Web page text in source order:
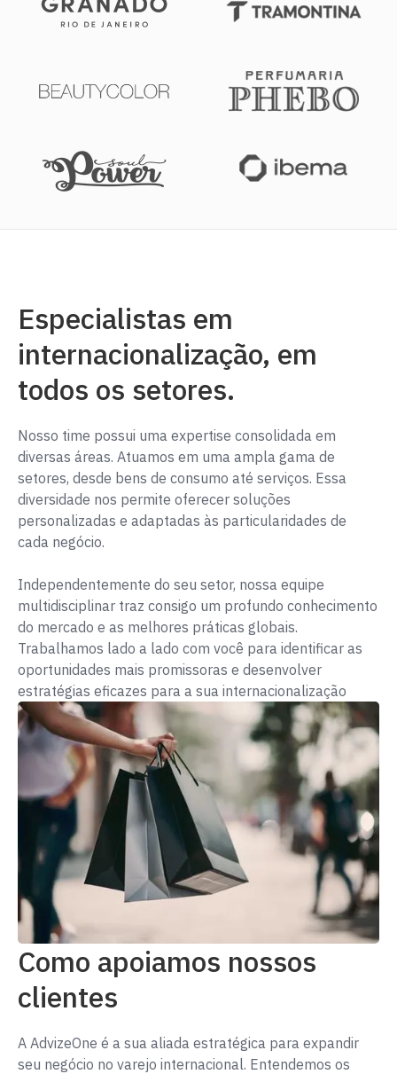
Especialistas em
internacionalização, em
todos os setores.
Nosso time possui uma expertise consolidada em
diversas áreas. Atuamos em uma ampla gama de
setores, desde bens de consumo até serviços. Essa
diversidade nos permite oferecer soluções
personalizadas e adaptadas às particularidades de
cada negócio.
Independentemente do seu setor, nossa equipe
multidisciplinar traz consigo um profundo conhecimento
do mercado e as melhores práticas globais.
Trabalhamos lado a lado com você para identificar as
oportunidades mais promissoras e desenvolver
estratégias eficazes para a sua internacionalização
Como apoiamos nossos
clientes
A AdvizeOne é a sua aliada estratégica para expandir
seu negócio no varejo internacional. Entendemos os